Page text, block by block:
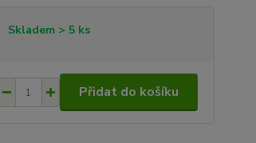
Skladem > 5 ks
Přidat do košíku